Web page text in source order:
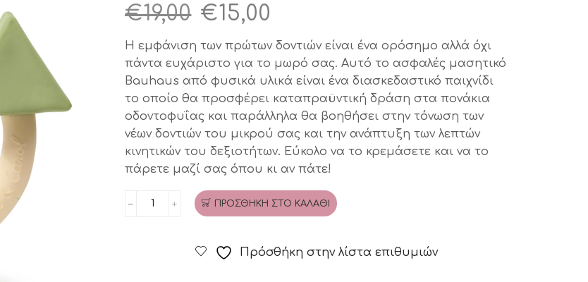
€19,00 Original
price
was:
€19,00.
€15,00
τρέχουσα
τιμή
είναι:
€15,00.
Η εμφάνιση των πρώτων δοντιών είναι ένα ορόσημο αλλά όχι
πάντα ευχάριστο για το μωρό σας. Αυτό το ασφαλές μασητικό
Bauhaus από φυσικά υλικά είναι ένα διασκεδαστικό παιχνίδι
το οποίο θα προσφέρει καταπραϋντική δράση στα πονάκια
οδοντοφυΐας και παράλληλα θα βοηθήσει στην τόνωση των
νέων δοντιών του μικρού σας και την ανάπτυξη των λεπτών
κινητικών του δεξιοτήτων. Εύκολο να το κρεμάσετε και να το
πάρετε μαζί σας όπου κι αν πάτε!
ΠΡΟΣΘΉΚΗ ΣΤΟ ΚΑΛΆΘΙ
Πρόσθήκη στην λίστα επιθυμιών